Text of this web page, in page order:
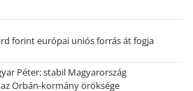
forint európai uniós forrás át fogja
Péter: stabil Magyarország
Orbán-kormány öröksége